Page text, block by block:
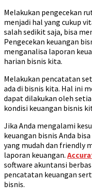
Melakukan pengecekan
menjadi hal yang cukup
salah sedikit saja, bisa
Pengecekan keuangan
menganalisa laporan
harian bisnis kita.
Melakukan pencatatan
ada di bisnis kita. Hal ini
dapat dilakukan oleh
kondisi keuangan bisnis
Jika Anda mengalami
keuangan bisnis Anda
yang mudah dan friendly
laporan keuangan.
software akuntansi
pencatatan keuangan
bisnis.